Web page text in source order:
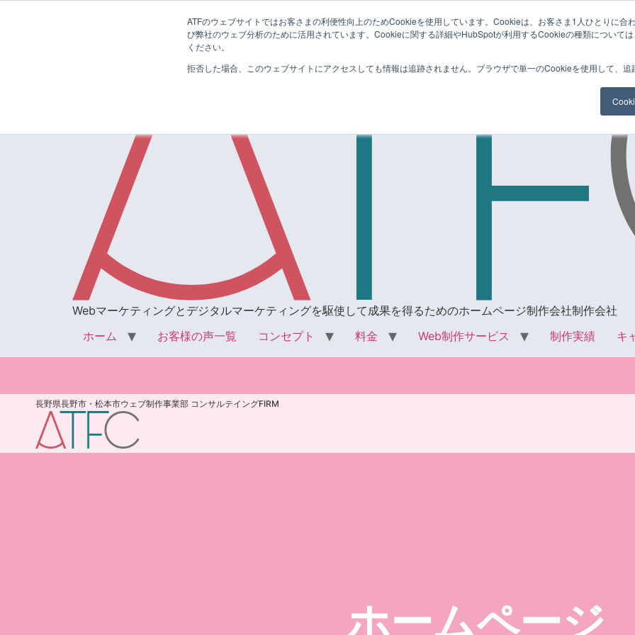
ATFのウェブサイトではお客さまの利便性向上のためCookieを使用しています。Cookieは、お客さま1人ひとりに合
び弊社のウェブ分析のために活用されています。Cookieに関する詳細やHubSpotが利用するCookieの種類については
ください。
拒否した場合、このウェブサイトにアクセスしても情報は追跡されません。ブラウザで単一のCookieを使用して、追
Webマーケティングとデジタルマーケティングを駆使して成果を得るためのホームページ制作会社制作会社
ホーム
お客様の声一覧 コンセプト 料金 Web制作サービス 制作実績 キ
長野県長野市・松本市ウェブ制作事業部 コンサルテイングFIRM
ホームページ